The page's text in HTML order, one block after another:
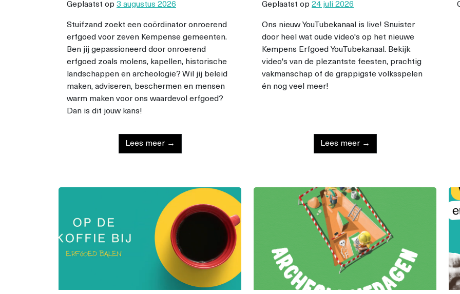
Geplaatst op 3 augustus 2026
Stuifzand zoekt een coördinator onroerend
erfgoed voor zeven Kempense gemeenten.
Ben jij gepassioneerd door onroerend
erfgoed zoals molens, kapellen, historische
landschappen en archeologie? Wil jij beleid
maken, adviseren, beschermen en mensen
warm maken voor ons waardevol erfgoed?
Dan is dit jouw kans!
Lees meer →
Geplaatst op 24 juli 2026
Ons nieuw YouTubekanaal is live! Snuister
door heel wat oude video's op het nieuwe
Kempens Erfgoed YouTubekanaal. Bekijk
video's van de plezantste feesten, prachtig
vakmanschap of de grappigste volksspelen
én nog veel meer!
Lees meer →